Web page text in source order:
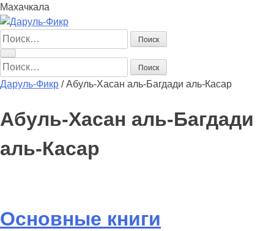
Махачкала
Найти:
Найти:
Даруль-Фикр /Абуль-Хасан аль-Багдади аль-Касар
Абуль-Хасан аль-Багдади
аль-Касар
Основные книги